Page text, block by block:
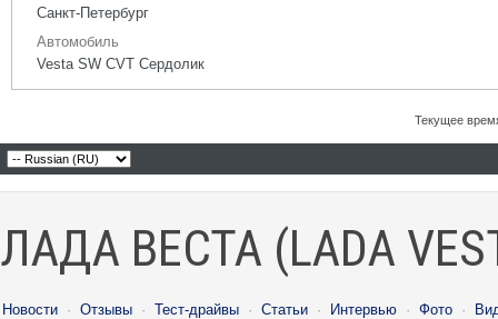
Санкт-Петербург
Автомобиль
Vesta SW CVT Сердолик
Текущее
ЛАДА ВЕСТА (LADA
Новости · Отзывы · Тест-драйвы · Статьи · Интервью · Фото ·